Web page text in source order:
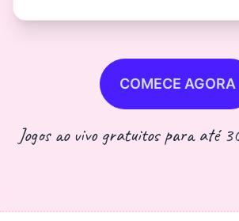
COMECE AGORA
Jogos ao vivo gratuitos para até